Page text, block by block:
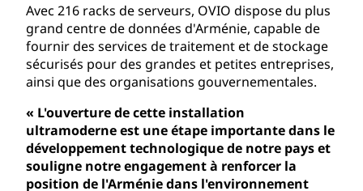
Avec 216 racks de serveurs, OVIO dispose du plus
grand centre de données d'Arménie, capable de
fournir des services de traitement et de stockage
sécurisés pour des grandes et petites entreprises,
ainsi que des organisations gouvernementales.
« L'ouverture de cette installation
ultramoderne est une étape importante dans le
développement technologique de notre pays et
souligne notre engagement à renforcer la
position de l'Arménie dans l'environnement